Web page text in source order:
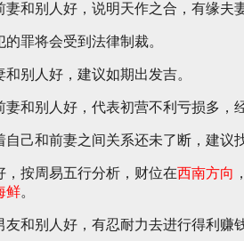
和别人好，说明天作之合，有缘夫
罪将会受到法律制裁。
别人好，建议如期出发吉。
和别人好，代表初营不利亏损多，
己和前妻之间关系还未了断，建议
，按周易五行分析，财位在西南方向
鲜。
和别人好，有忍耐力去进行得利赚